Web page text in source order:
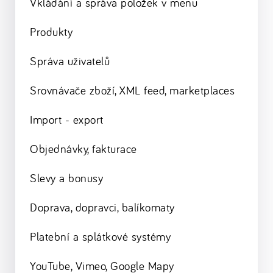
Produkty
Správa uživatelů
Srovnávače zboží, XML feed, marketplaces
Import - export
Objednávky, fakturace
Slevy a bonusy
Doprava, dopravci, balíkomaty
Platební a splátkové systémy
YouTube, Vimeo, Google Mapy